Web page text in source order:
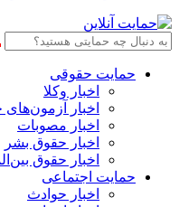
حمایت حقوقی
اخبار وکلا
اخبار
اخبار مصوبات
اخبار حقوق بشر
اخبار حقوق
حمایت اجتماعی
اخبار حوادث